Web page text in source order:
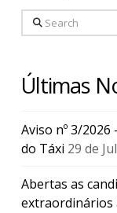
Search
Últimas
Aviso nº 3/
do Táxi 29 de
Abertas as
extraordinários